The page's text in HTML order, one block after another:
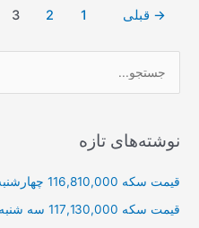
شنبه
14:42
صفحه‌بندی
→ قبلی 1
2
3
ب
ر
نوشته‌های تازه
قیمت سکه 116,810,000 چهارشنبه ۱۴۰۰/۷/۲۸
قیمت سکه 117,130,000 سه شنبه ۱۴۰۰/۷/۲۷